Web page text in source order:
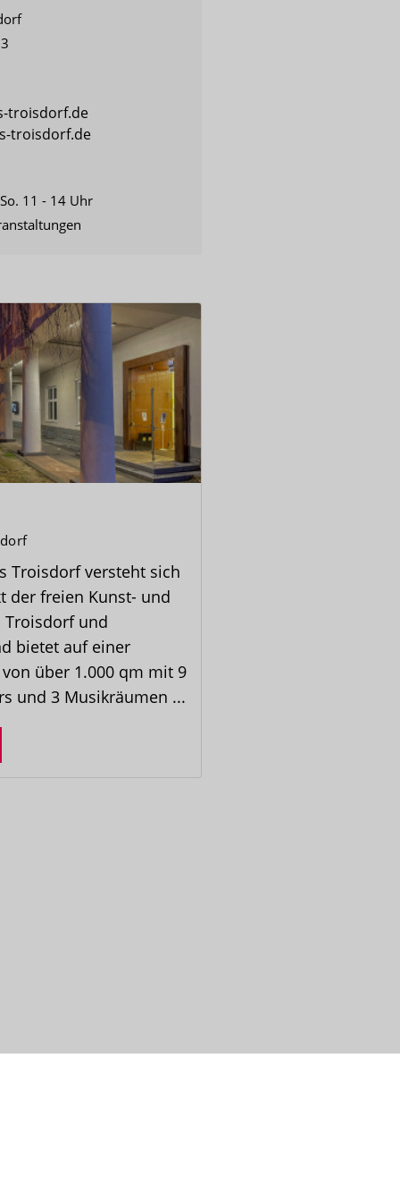
troisdorf.de
troisdorf.de
11 - 14 Uhr
Troisdorf versteht sich
der freien Kunst- und
Troisdorf und
bietet auf einer
über 1.000 qm mit 9
und 3 Musikräumen ...